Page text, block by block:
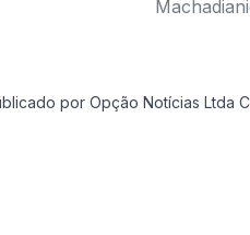
por Opção Notícias Ltda